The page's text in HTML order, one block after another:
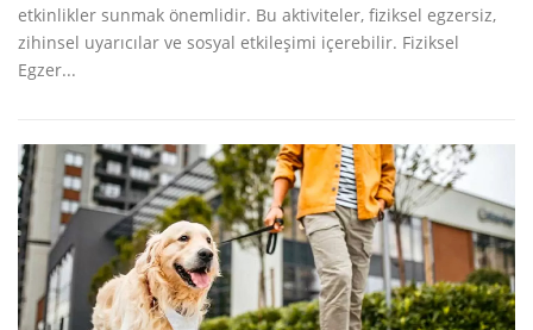
etkinlikler sunmak önemlidir. Bu aktiviteler, fiziksel egzersiz,
zihinsel uyarıcılar ve sosyal etkileşimi içerebilir. Fiziksel
Egzer...